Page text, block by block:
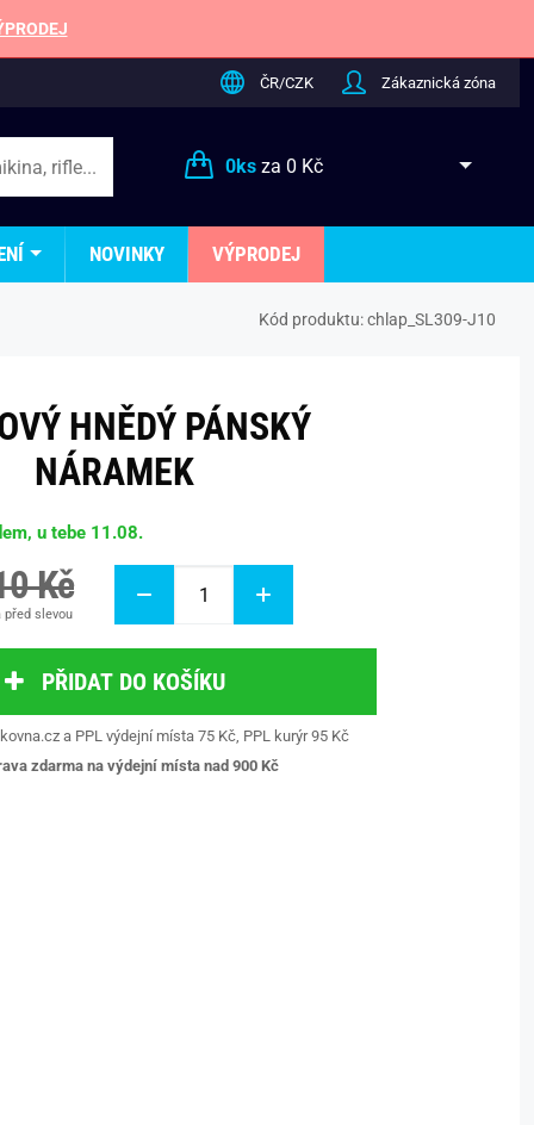
ČR/CZK Zákaznická zóna
0ksza 0 Kč
NOVINKY VÝPRODEJ
Kód produktu:chlap_SL309-J10
HNĚDÝ PÁNSKÝ
NÁRAMEK
u tebe 11.08.
Kč
před slevou
PŘIDAT DO KOŠÍKU
a PPL výdejní místa 75 Kč, PPL kurýr 95 Kč
zdarma na výdejní místa nad 900 Kč